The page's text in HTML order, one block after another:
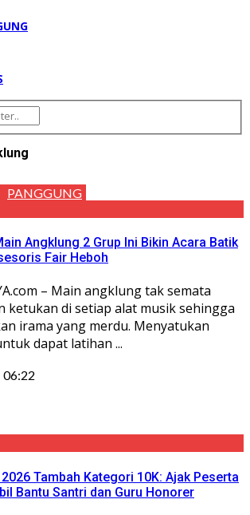
PANGGUNG
Angklung 2 Grup Ini Bikin Acara Batik
Fair Heboh
– Main angklung tak semata
ketukan di setiap alat musik sehingga
irama yang merdu. Menyatukan
dapat latihan ...
06:22
Tambah Kategori 10K: Ajak Peserta
Bantu Santri dan Guru Honorer